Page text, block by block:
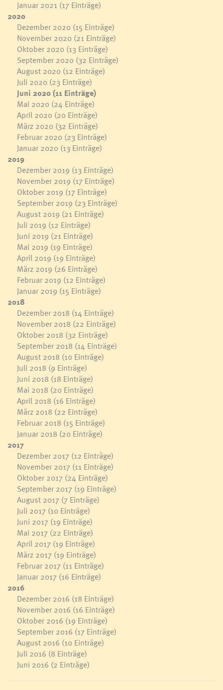
Januar 2021 (17 Einträge)
2020
Dezember 2020 (15 Einträge)
November 2020 (21 Einträge)
Oktober 2020 (13 Einträge)
September 2020 (32 Einträge)
August 2020 (12 Einträge)
Juli 2020 (23 Einträge)
Juni 2020(11 Einträge)
Mai 2020 (24 Einträge)
April 2020 (20 Einträge)
März 2020 (32 Einträge)
Februar 2020 (23 Einträge)
Januar 2020 (13 Einträge)
2019
Dezember 2019 (13 Einträge)
November 2019 (17 Einträge)
Oktober 2019 (17 Einträge)
September 2019 (23 Einträge)
August 2019 (21 Einträge)
Juli 2019 (12 Einträge)
Juni 2019 (21 Einträge)
Mai 2019 (19 Einträge)
April 2019 (19 Einträge)
März 2019 (26 Einträge)
Februar 2019 (12 Einträge)
Januar 2019 (15 Einträge)
2018
Dezember 2018 (14 Einträge)
November 2018 (22 Einträge)
Oktober 2018 (32 Einträge)
September 2018 (14 Einträge)
August 2018 (10 Einträge)
Juli 2018 (9 Einträge)
Juni 2018 (18 Einträge)
Mai 2018 (20 Einträge)
April 2018 (16 Einträge)
März 2018 (22 Einträge)
Februar 2018 (15 Einträge)
Januar 2018 (20 Einträge)
2017
Dezember 2017 (12 Einträge)
November 2017 (11 Einträge)
Oktober 2017 (24 Einträge)
September 2017 (19 Einträge)
August 2017 (7 Einträge)
Juli 2017 (10 Einträge)
Juni 2017 (19 Einträge)
Mai 2017 (22 Einträge)
April 2017 (19 Einträge)
März 2017 (19 Einträge)
Februar 2017 (11 Einträge)
Januar 2017 (16 Einträge)
2016
Dezember 2016 (18 Einträge)
November 2016 (16 Einträge)
Oktober 2016 (19 Einträge)
September 2016 (17 Einträge)
August 2016 (10 Einträge)
Juli 2016 (8 Einträge)
Juni 2016 (2 Einträge)